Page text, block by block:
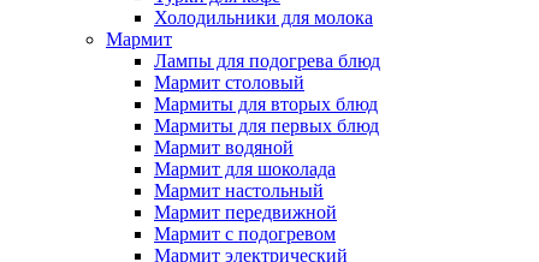
Холодильники для молока
Мармит
Лампы для подогрева блюд
Мармит столовый
Мармиты для вторых блюд
Мармиты для первых блюд
Мармит водяной
Мармит для шоколада
Мармит настольный
Мармит передвижной
Мармит с подогревом
Мармит электрический